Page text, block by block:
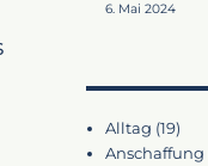
6. Mai 2024
Alltag (19)
Anschaffung